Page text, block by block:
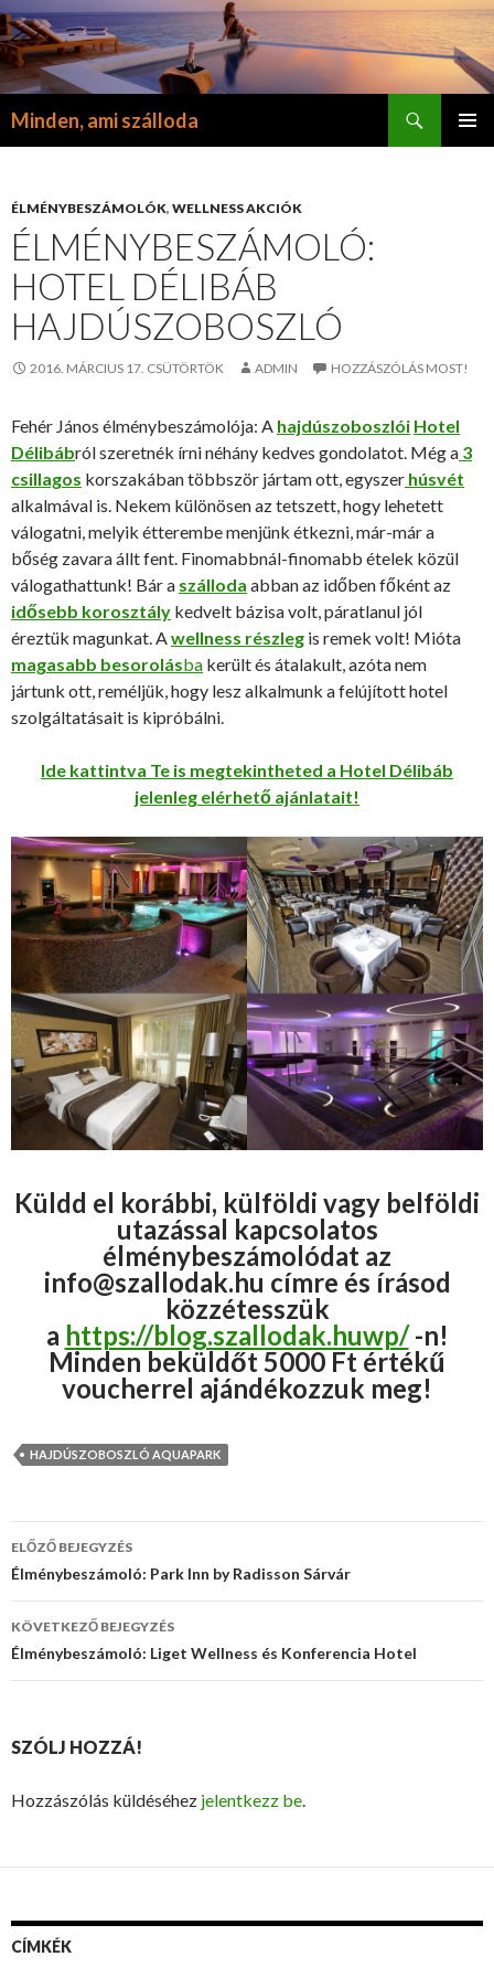
Minden, ami szálloda
ÉLMÉNYBESZÁMOLÓK, WELLNESS AKCIÓK
ÉLMÉNYBESZÁMOLÓ:
HOTEL DÉLIBÁB
HAJDÚSZOBOSZLÓ
2016. MÁRCIUS 17. CSÜTÖRTÖK ADMIN HOZZÁSZÓLÁS MOST!
Fehér János élménybeszámolója: A hajdúszoboszlói Hotel
Délibábról szeretnék írni néhány kedves gondolatot. Még a 3
csillagos korszakában többször jártam ott, egyszer húsvét
alkalmával is. Nekem különösen az tetszett, hogy lehetett
válogatni, melyik étterembe menjünk étkezni, már-már a
bőség zavara állt fent. Finomabbnál-finomabb ételek közül
válogathattunk! Bár a szálloda abban az időben főként az
idősebb korosztály kedvelt bázisa volt, páratlanul jól
éreztük magunkat. Awellness részleg is remek volt! Mióta
magasabb besorolásba került és átalakult, azóta nem
jártunk ott, reméljük, hogy lesz alkalmunk a felújított hotel
szolgáltatásait is kipróbálni.
Ide kattintva Te is megtekintheted a Hotel Délibáb
jelenleg elérhető ajánlatait!
Küldd el korábbi, külföldi vagy belföldi
utazással kapcsolatos
élménybeszámolódat az
info@szallodak.hu címre és írásod
közzétesszük
a https://blog.szallodak.huwp/-n!
Minden beküldőt 5000 Ft értékű
voucherrel ajándékozzuk meg!
HAJDÚSZOBOSZLÓ AQUAPARK
Bejegyzés
navigáció
ELŐZŐ BEJEGYZÉS
Élménybeszámoló: Park Inn by Radisson Sárvár
KÖVETKEZŐ BEJEGYZÉS
Élménybeszámoló: Liget Wellness és Konferencia Hotel
SZÓLJ HOZZÁ!
Hozzászólás küldéséhez jelentkezz be.
CÍMKÉK